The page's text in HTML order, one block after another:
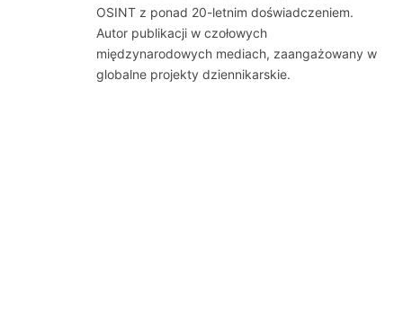
OSINT z ponad 20-letnim doświadczeniem.
Autor publikacji w czołowych
międzynarodowych mediach, zaangażowany w
globalne projekty dziennikarskie.